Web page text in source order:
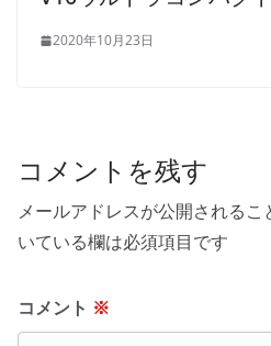
2020年10月23日
コメントを残す
メールアドレスが公開されるこ
いている欄は必須項目です
コメント ※